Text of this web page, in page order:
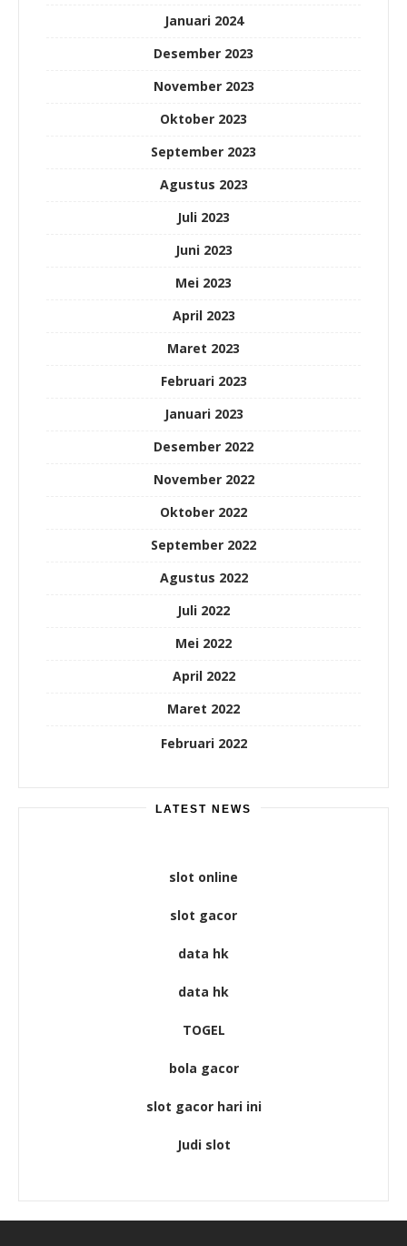
Januari 2024
Desember 2023
November 2023
Oktober 2023
September 2023
Agustus 2023
Juli 2023
Juni 2023
Mei 2023
April 2023
Maret 2023
Februari 2023
Januari 2023
Desember 2022
November 2022
Oktober 2022
September 2022
Agustus 2022
Juli 2022
Mei 2022
April 2022
Maret 2022
Februari 2022
LATEST NEWS
slot online
slot gacor
data hk
data hk
TOGEL
bola gacor
slot gacor hari ini
Judi slot